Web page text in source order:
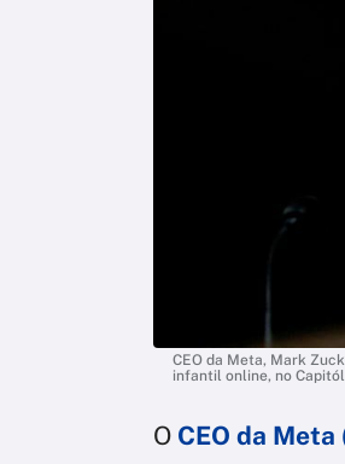
CEO da Meta, Mark
infantil online, no
O CEO da